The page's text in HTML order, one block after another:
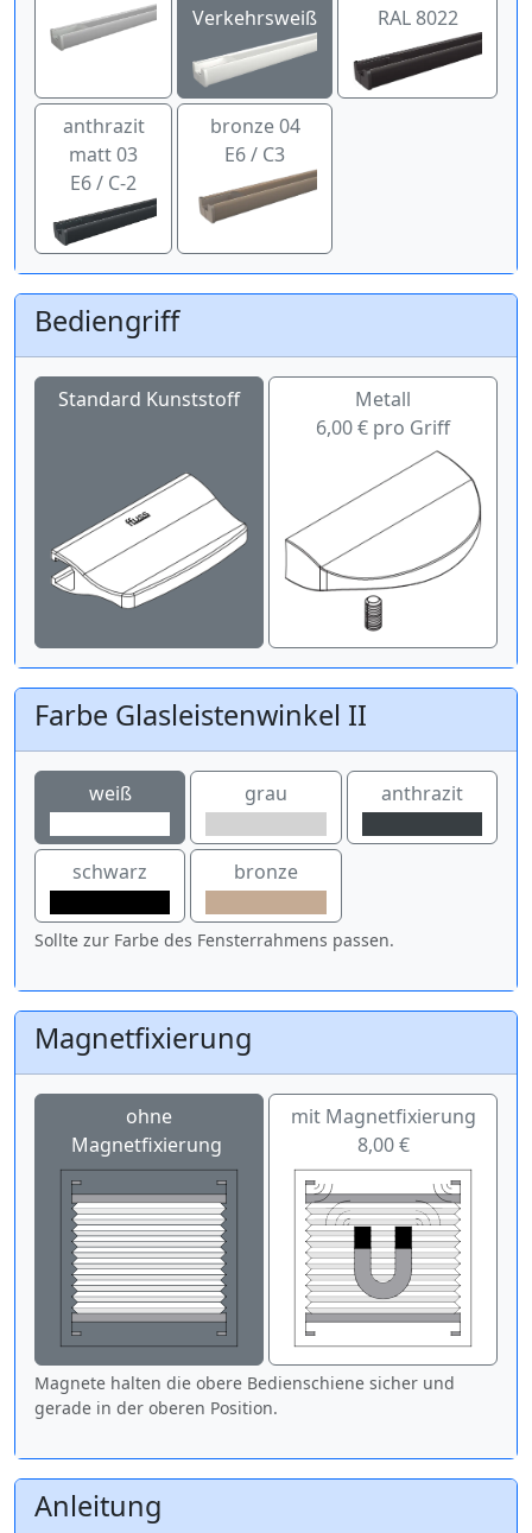
Verkehrsweiß
RAL 8022
anthrazit
matt 03
E6 / C-2
bronze 04
E6 / C3
Bediengriff
Standard Kunststoff
Metall
6,00 € pro Griff
Farbe Glasleistenwinkel II
weiß grau anthrazit
schwarz bronze
Sollte zur Farbe des Fensterrahmens passen.
Magnetfixierung
ohne
Magnetfixierung
mit Magnetfixierung
8,00 €
Magnete halten die obere Bedienschiene sicher und
gerade in der oberen Position.
Anleitung